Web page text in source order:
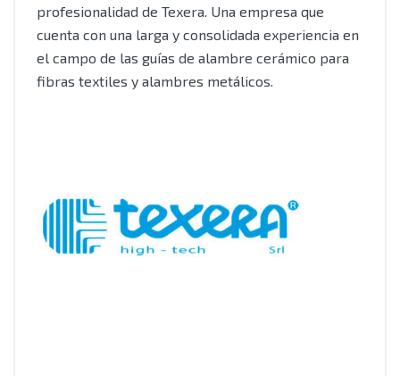
profesionalidad de Texera. Una empresa que
cuenta con una larga y consolidada experiencia en
el campo de las guías de alambre cerámico para
fibras textiles y alambres metálicos.